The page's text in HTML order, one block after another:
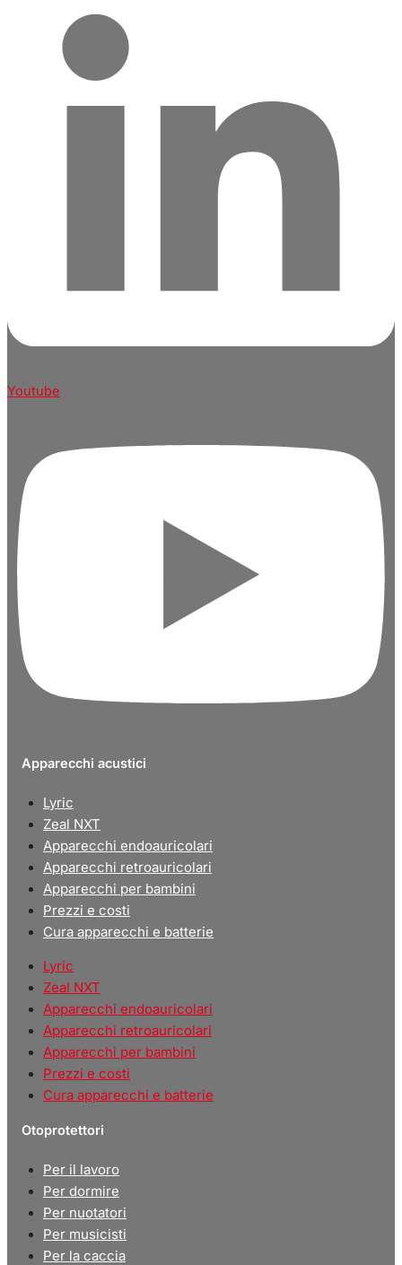
Youtube
Apparecchi acustici
Lyric
Zeal NXT
Apparecchi endoauricolari
Apparecchi retroauricolari
Apparecchi per bambini
Prezzi e costi
Cura apparecchi e batterie
Lyric
Zeal NXT
Apparecchi endoauricolari
Apparecchi retroauricolari
Apparecchi per bambini
Prezzi e costi
Cura apparecchi e batterie
Otoprotettori
Per il lavoro
Per dormire
Per nuotatori
Per musicisti
Per la caccia